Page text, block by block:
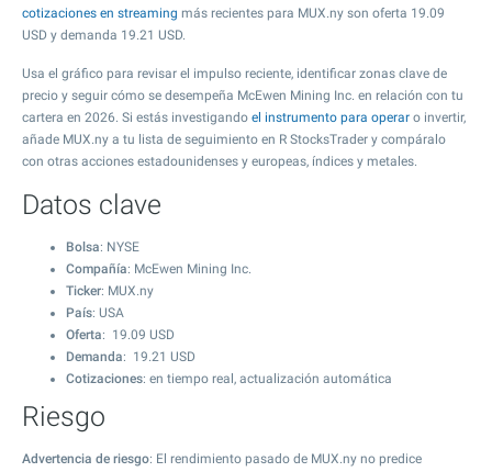
cotizaciones en streaming más recientes para MUX.ny son oferta 19.09
USD y demanda 19.21 USD.
Usa el gráfico para revisar el impulso reciente, identificar zonas clave de
precio y seguir cómo se desempeña McEwen Mining Inc. en relación con tu
cartera en 2026. Si estás investigando el instrumento para operar o invertir,
añade MUX.ny a tu lista de seguimiento en R StocksTrader y compáralo
con otras acciones estadounidenses y europeas, índices y metales.
Datos clave
Bolsa: NYSE
Compañía: McEwen Mining Inc.
Ticker: MUX.ny
País: USA
Oferta: 19.09 USD
Demanda: 19.21 USD
Cotizaciones: en tiempo real, actualización automática
Riesgo
Advertencia de riesgo: El rendimiento pasado de MUX.ny no predice